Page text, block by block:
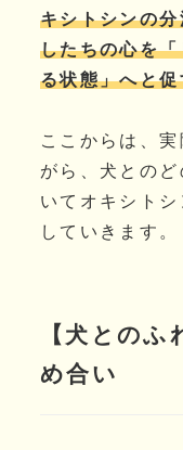
キシトシンの
したちの心を「
る状態」へと
ここからは、
がら、犬との
いてオキシト
していきます。
【犬との
め合い